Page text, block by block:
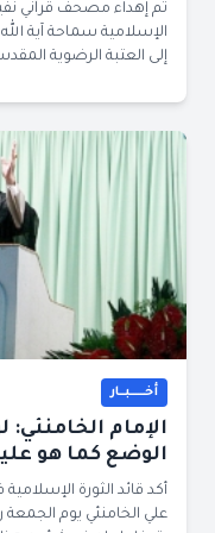
تم إهداء مصحف قرآني
الإسلامية سماحة آية
إلى العتبة الرضوية
أخــــــبــار
الإمام الخامنئي:
الوضع كما هو
أكد قائد الثورة
علي الخامنئي يوم الجمعة